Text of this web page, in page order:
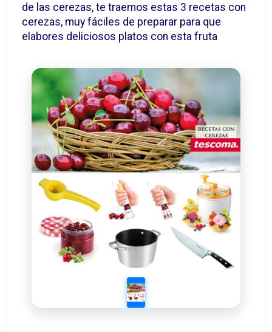
de las cerezas, te traemos estas 3 recetas con
cerezas, muy fáciles de preparar para que
elabores deliciosos platos con esta fruta